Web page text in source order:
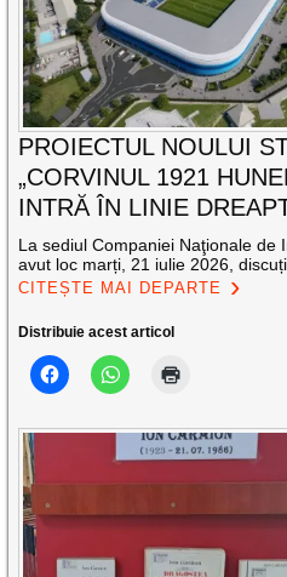
PROIECTUL NOULUI
„CORVINUL 1921
INTRĂ ÎN LINIE
La sediul Companiei Naţionale de
avut loc marți, 21 iulie 2026,
CITEȘTE MAI DEPARTE
Distribuie acest articol